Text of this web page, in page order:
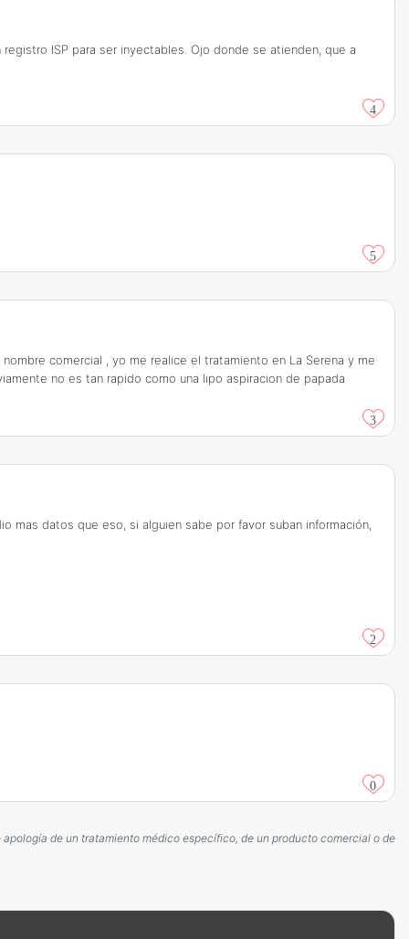
ISP para ser inyectables. Ojo donde se atienden, que a
4
5
comercial , yo me realice el tratamiento en La Serena y me
no es tan rapido como una lipo aspiracion de papada
3
mas datos que eso, si alguien sabe por favor suban información,
2
0
de un tratamiento médico específico, de un producto comercial o de